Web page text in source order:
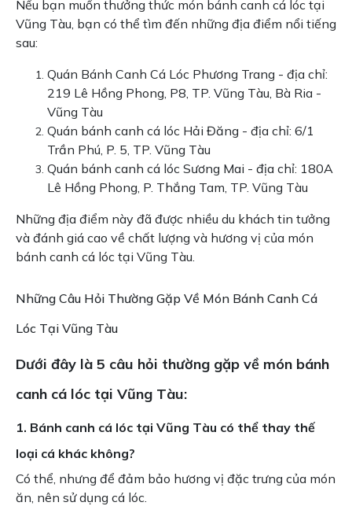
Nếu bạn muốn thưởng thức món bánh canh cá lóc tại
Vũng Tàu, bạn có thể tìm đến những địa điểm nổi tiếng
sau:
Quán Bánh Canh Cá Lóc Phương Trang - địa chỉ:
219 Lê Hồng Phong, P8, TP. Vũng Tàu, Bà Ria -
Vũng Tàu
Quán bánh canh cá lóc Hải Đăng - địa chỉ: 6/1
Trần Phú, P. 5, TP. Vũng Tàu
Quán bánh canh cá lóc Sương Mai - địa chỉ: 180A
Lê Hồng Phong, P. Thắng Tam, TP. Vũng Tàu
Những địa điểm này đã được nhiều du khách tin tưởng
và đánh giá cao về chất lượng và hương vị của món
bánh canh cá lóc tại Vũng Tàu.
Những Câu Hỏi Thường Gặp Về Món Bánh Canh Cá
Lóc Tại Vũng Tàu
Dưới đây là 5 câu hỏi thường gặp về món bánh
canh cá lóc tại Vũng Tàu:
1. Bánh canh cá lóc tại Vũng Tàu có thể thay thế
loại cá khác không?
Có thể, nhưng để đảm bảo hương vị đặc trưng của món
ăn, nên sử dụng cá lóc.